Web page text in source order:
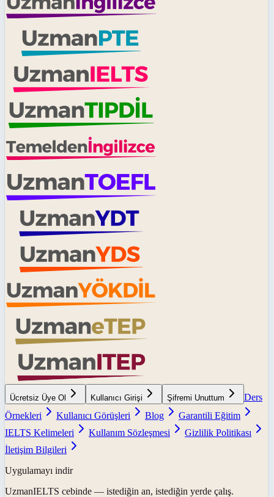
Ücretsiz Üye Ol Kullanıcı Girişi Şifremi Unuttum
Ders
Örnekleri
Kullanıcı Görüşleri Blog
Garantili Eğitim
IELTS Kelimeleri
Kullanım Sözleşmesi
Gizlilik Politikası
İletişim Bilgileri
Uygulamayı indir
UzmanIELTS cebinde — istediğin an, istediğin yerde çalış.